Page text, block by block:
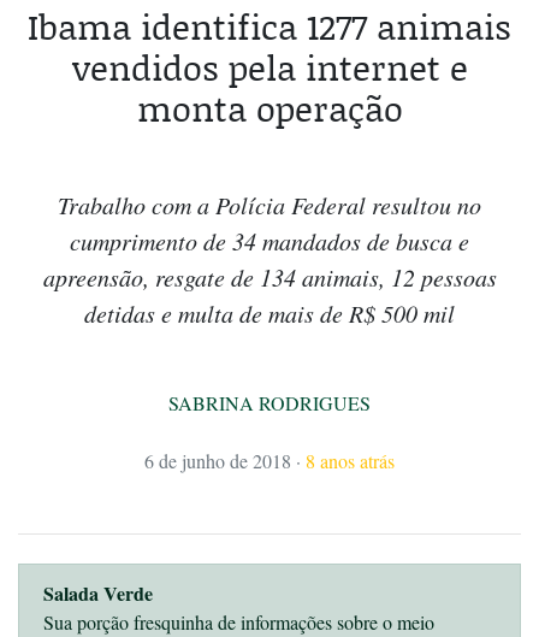
Ibama identifica 1277 animais
vendidos pela internet e
monta operação
Trabalho com a Polícia Federal resultou no
cumprimento de 34 mandados de busca e
apreensão, resgate de 134 animais, 12 pessoas
detidas e multa de mais de R$ 500 mil
SABRINA RODRIGUES
6 de junho de 2018 · 8 anos atrás
Salada Verde
Sua porção fresquinha de informações sobre o meio